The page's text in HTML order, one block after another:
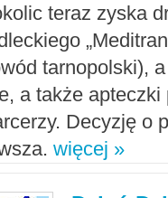
teraz zyska
tarnopolski),
a także apteczki
Decyzję o
więcej »